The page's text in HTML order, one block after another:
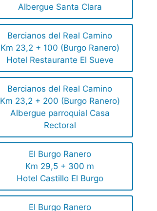
Albergue Santa Clara
Bercianos del Real Camino
Km 23,2 + 100 (Burgo Ranero)
Hotel Restaurante El Sueve
Bercianos del Real Camino
Km 23,2 + 200 (Burgo Ranero)
Albergue parroquial Casa
Rectoral
El Burgo Ranero
Km 29,5 + 300 m
Hotel Castillo El Burgo
El Burgo Ranero